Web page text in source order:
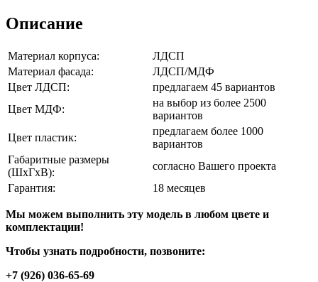
Описание
Материал корпуса:
ЛДСП
Материал фасада:
ЛДСП/МДФ
Цвет ЛДСП:
предлагаем 45 вариантов
Цвет МДФ:
на выбор из более 2500
вариантов
Цвет пластик:
предлагаем более 1000
вариантов
Габаритные размеры
(ШхГхВ):
согласно Вашего проекта
Гарантия:
18 месяцев
Мы можем выполнить эту модель в любом цвете и
комплектации!
Чтобы узнать подробности, позвоните:
+7 (926) 036-65-69